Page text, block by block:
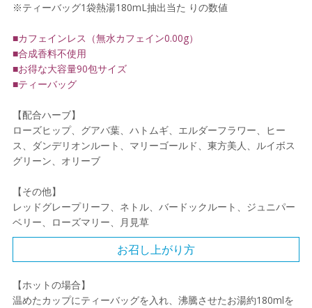
※ティーバッグ1袋熱湯180mL抽出当た りの数値
■カフェインレス（無水カフェイン0.00g）
■合成香料不使用
■お得な大容量90包サイズ
■ティーバッグ
【配合ハーブ】
ローズヒップ、グアバ葉、ハトムギ、エルダーフラワー、ヒー
ス、ダンデリオンルート、マリーゴールド、東方美人、ルイボス
グリーン、オリーブ
【その他】
レッドグレープリーフ、ネトル、バードックルート、ジュニパー
ベリー、ローズマリー、月見草
お召し上がり方
【ホットの場合】
温めたカップにティーバッグを入れ、沸騰させたお湯約180mlを